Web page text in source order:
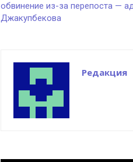
обвинение из-за перепоста —
Джакупбекова
Редакция